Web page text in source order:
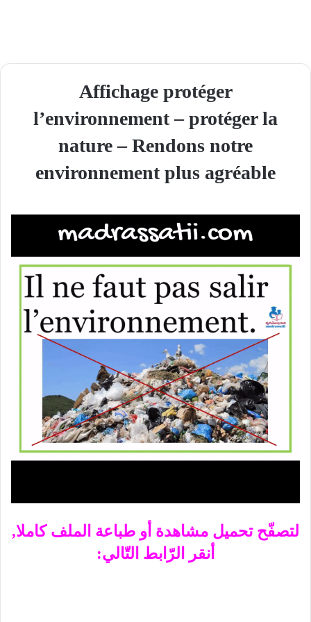
Affichage protéger
l’environnement – protéger la
nature – Rendons notre
environnement plus agréable
لتصفّح تحميل مشاهدة أو طباعة الملف كاملا,
أنقر الرّابط التّالي: